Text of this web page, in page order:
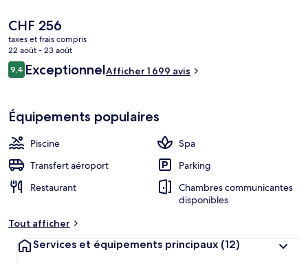
Hickory Steakhouse, un des 6 restaurants, sert le dîner. Parmi les
autres petits avantages de cet hébergement figurent 3 piscines
extérieures, un parc aquatique payant et un bar en bord de piscine.
La piscine rafraîchissante et le personnel attentionné remportent un
franc succès auprès des autres voyageurs.
Le
prix
actuel
est
de
CHF 256
taxes et frais compris
22 août - 23 août
Avis
voyageurs
9,49,4 sur 10
ExceptionnelAfficher 1 699 avis
Équipements populaires
Piscine
Spa
Transfert aéroport
Parking
Restaurant
Chambres communicantes
disponibles
Tout afficher
Services et équipements principaux (12)